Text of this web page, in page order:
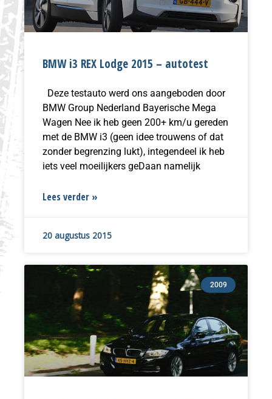
BMW i3 REX Lodge 2015 – autotest
Deze testauto werd ons aangeboden door
BMW Group Nederland Bayerische Mega
Wagen Nee ik heb geen 200+ km/u gereden
met de BMW i3 (geen idee trouwens of dat
zonder begrenzing lukt), integendeel ik heb
iets veel moeilijkers geDaan namelijk
Lees verder »
20 augustus 2015
2009